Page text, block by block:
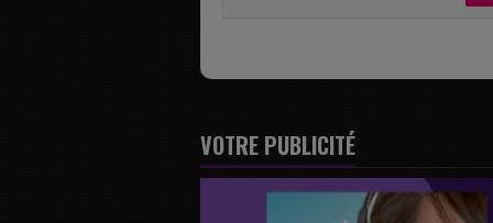
VOTRE PUBLICITÉ